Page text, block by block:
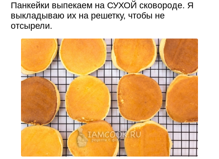
Панкейки выпекаем на СУХОЙ сковороде. Я
выкладываю их на решетку, чтобы не
отсырели.